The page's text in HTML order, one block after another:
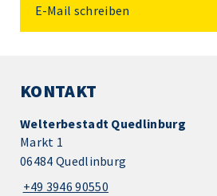
E-Mail schreiben
KONTAKT
Welterbestadt Quedlinburg
Markt 1
06484 Quedlinburg
+49 3946 90550